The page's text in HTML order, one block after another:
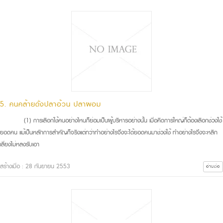
5. คนคล้ายดั่งปลาอ้วน ปลาผอม
(1) การเลือกใช้คนอย่างไหนก็ย่อมเป็นผู้บริหารอย่างนั้น เมื่อคิดการใหญ่ก็ต้องเลือกช่วงใช้
ยอดคน แม้เป็นหลักการสำคัญก็จริงแต่ทว่าทำอย่างไรจึงจะได้ยอดคนมาช่วงใช้ ทำอย่างไรจึงจะหลีก
เลี่ยงไม่หลงรับเอา
สร้างเมื่อ : 28 กันยายน 2553 อ่านต่อ